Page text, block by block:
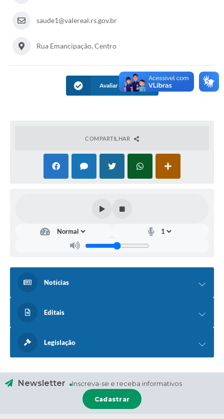
saude1@valereal.rs.gov.br
Rua Emancipação, Centro
Avaliar Informação
COMPARTILHAR
Notícias
Editais
Legislação
Newsletter Inscreva-se e receba informativos
Cadastrar